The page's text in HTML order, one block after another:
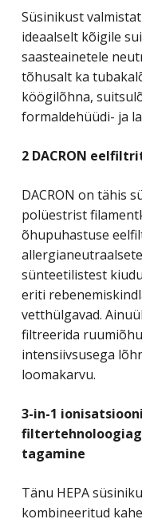
Süsinikust
ideaalselt kõigile
saasteainetele
tõhusalt ka
köögilõhna,
formaldehüüdi- ja
2 DACRON
DACRON on tähis
polüestrist
õhupuhastuse
sünteetilistest
eriti
vetthülgavad.
filtreerida
intensiivsusega
loomakarvu.
3-in-1
tagamine
Tänu HEPA
kombineeritud